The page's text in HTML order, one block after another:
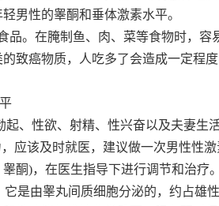
男性的睾酮和垂体激素水平。
。在腌制鱼、肉、菜等食物时，容
致癌物质，人吃多了会造成一定程
、性欲、射精、性兴奋以及夫妻生
应该及时就医，建议做一次男性性
酮)，在医生指导下进行调节和治疗。
是由睾丸间质细胞分泌的，约占雄